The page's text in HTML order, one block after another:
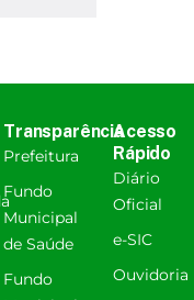
Transparência
Prefeitura
Fundo
Municipal
de Saúde
Fundo
Acesso
Rápido
Diário
Oficial
e-SIC
Ouvidoria